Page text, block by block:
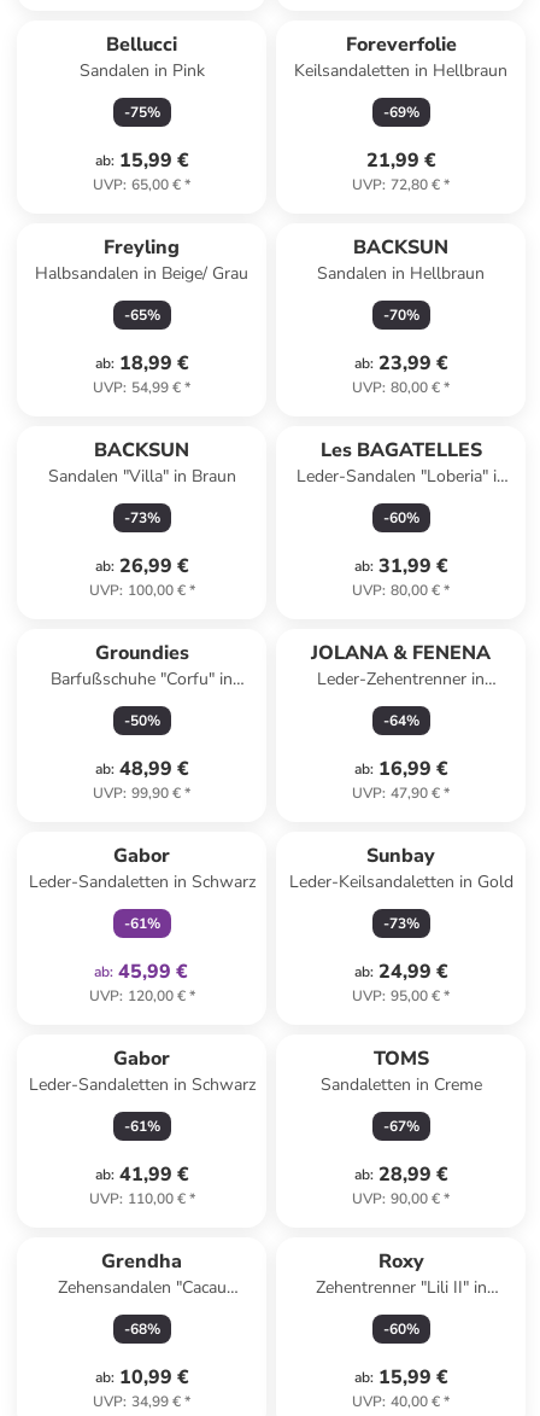
Bellucci
Sandalen in Pink
-75%
ab: 15,99 €
UVP: 65,00 €*
Foreverfolie
Keilsandaletten in Hellbraun
-69%
21,99 €
UVP: 72,80 €*
Freyling
Halbsandalen in Beige/ Grau
-65%
ab: 18,99 €
UVP: 54,99 €*
BACKSUN
Sandalen in Hellbraun
-70%
ab: 23,99 €
UVP: 80,00 €*
BACKSUN
Sandalen "Villa" in Braun
-73%
ab: 26,99 €
UVP: 100,00 €*
Les BAGATELLES
Leder-Sandalen "Loberia" in
Hellbraun
-60%
ab: 31,99 €
UVP: 80,00 €*
Groundies
Barfußschuhe "Corfu" in
Schwarz
-50%
ab: 48,99 €
UVP: 99,90 €*
JOLANA & FENENA
Leder-Zehentrenner in
Hellbraun
-64%
ab: 16,99 €
UVP: 47,90 €*
Gabor
Leder-Sandaletten in Schwarz
-61%
ab: 45,99 €
UVP: 120,00 €*
Sunbay
Leder-Keilsandaletten in Gold
-73%
ab: 24,99 €
UVP: 95,00 €*
Gabor
Leder-Sandaletten in Schwarz
-61%
ab: 41,99 €
UVP: 110,00 €*
TOMS
Sandaletten in Creme
-67%
ab: 28,99 €
UVP: 90,00 €*
Grendha
Zehensandalen "Cacau
Celebre" in Hellbraun
-68%
ab: 10,99 €
UVP: 34,99 €*
Roxy
Zehentrenner "Lili II" in
Hellbraun
-60%
ab: 15,99 €
UVP: 40,00 €*